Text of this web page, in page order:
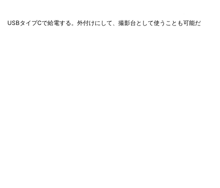
USBタイプCで給電する。外付けにして、撮影台として使うことも可能だ